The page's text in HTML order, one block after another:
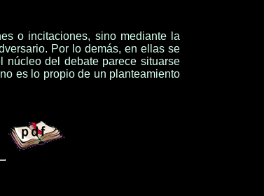
o incitaciones, sino mediante la
Por lo demás, en ellas se
núcleo del debate parece situarse
es lo propio de un planteamiento